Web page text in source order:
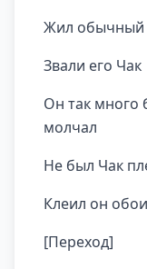
Жил обычный
Звали его Чак
Он так много
молчал
Не был Чак
Клеил он
[Переход]